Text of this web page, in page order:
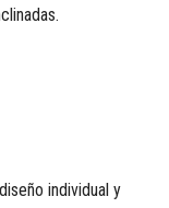
individual y